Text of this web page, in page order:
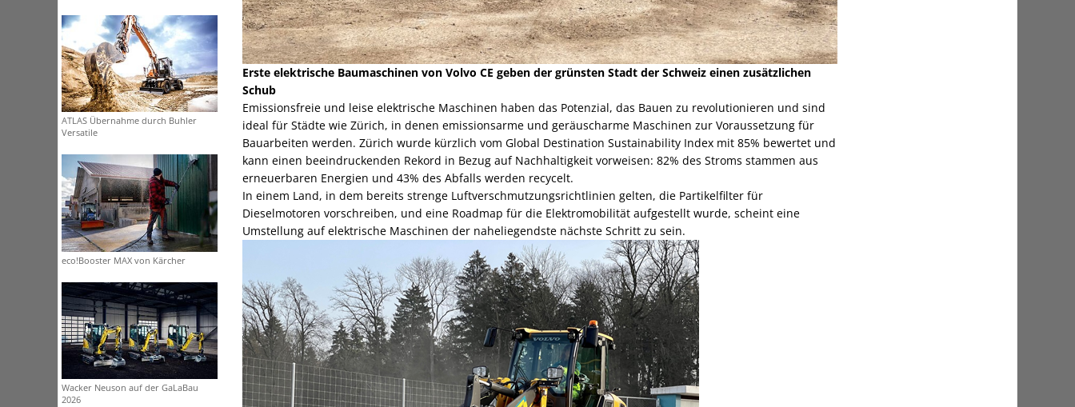
ATLAS Übernahme durch Buhler
Versatile
eco!Booster MAX von Kärcher
Wacker Neuson auf der GaLaBau
2026
Erste elektrische Baumaschinen von Volvo CE geben der grünsten Stadt der Schweiz einen zusätzlichen
Schub
Emissionsfreie und leise elektrische Maschinen haben das Potenzial, das Bauen zu revolutionieren und sind
ideal für Städte wie Zürich, in denen emissionsarme und geräuscharme Maschinen zur Voraussetzung für
Bauarbeiten werden. Zürich wurde kürzlich vom Global Destination Sustainability Index mit 85% bewertet und
kann einen beeindruckenden Rekord in Bezug auf Nachhaltigkeit vorweisen: 82% des Stroms stammen aus
erneuerbaren Energien und 43% des Abfalls werden recycelt.
In einem Land, in dem bereits strenge Luftverschmutzungsrichtlinien gelten, die Partikelfilter für
Dieselmotoren vorschreiben, und eine Roadmap für die Elektromobilität aufgestellt wurde, scheint eine
Umstellung auf elektrische Maschinen der naheliegendste nächste Schritt zu sein.